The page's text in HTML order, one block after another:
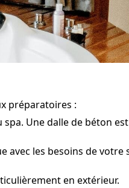
préparatoires :
Une dalle de béton
les besoins de votre
en extérieur.